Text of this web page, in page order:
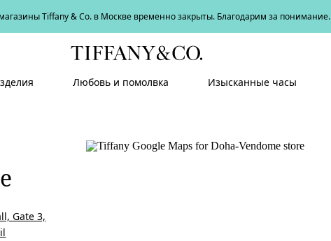
Tiffany & Co. в Москве временно закрыты. Благодарим за понимание.
Любовь и помолвка Изысканные часы
Gate 3,